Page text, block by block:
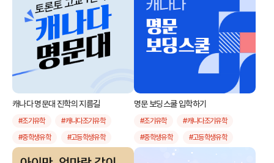
#인도네시아캠프
#한국캠프
#주니어영어
#스쿨링
#여름캠프
#제주 #대학투어
#토론토자녀무상
#밴쿠버자녀무상
캐나다 명문대 진학의 지름길
#조기유학
#캐나다조기유학
#중학생유학
#고등학생유학
명문 보딩스쿨 입학하기
#조기유학
#캐나다조기유학
#중학생유학
#고등학생유학